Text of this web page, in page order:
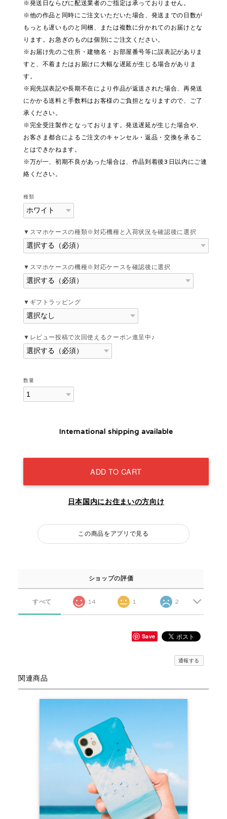
※発送日ならびに配送業者のご指定は承っておりません。
※他の作品と同時にご注文いただいた場合、発送までの日数が
もっとも遅いものと同梱、または複数に分かれてのお届けとな
ります。お急ぎのものは個別にご注文ください。
※お届け先のご住所・建物名・お部屋番号等に誤表記がありま
すと、不着またはお届けに大幅な遅延が生じる場合がありま
す。
※宛先誤表記や長期不在により作品が返送された場合、再発送
にかかる送料と手数料はお客様のご負担となりますので、ご了
承ください。
※完全受注製作となっております。発送遅延が生じた場合や、
お客さま都合によるご注文のキャンセル・返品・交換を承るこ
とはできかねます。
※万が一、初期不良があった場合は、作品到着後3日以内にご連
絡ください。
種類
▼スマホケースの種類※対応機種と入荷状況を確認後に選択
▼スマホケースの機種※対応ケースを確認後に選択
▼ギフトラッピング
▼レビュー投稿で次回使えるクーポン進呈中♪
数量
International shipping available
ADD TO CART
日本国内にお住まいの方向け
この商品をアプリで見る
ショップの評価
すべて 14 1 2
Save
通報する
関連商品